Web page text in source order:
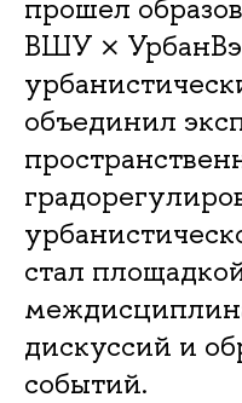
прошел
ВШУ ×
объединил
стал
дискуссий и
событий.